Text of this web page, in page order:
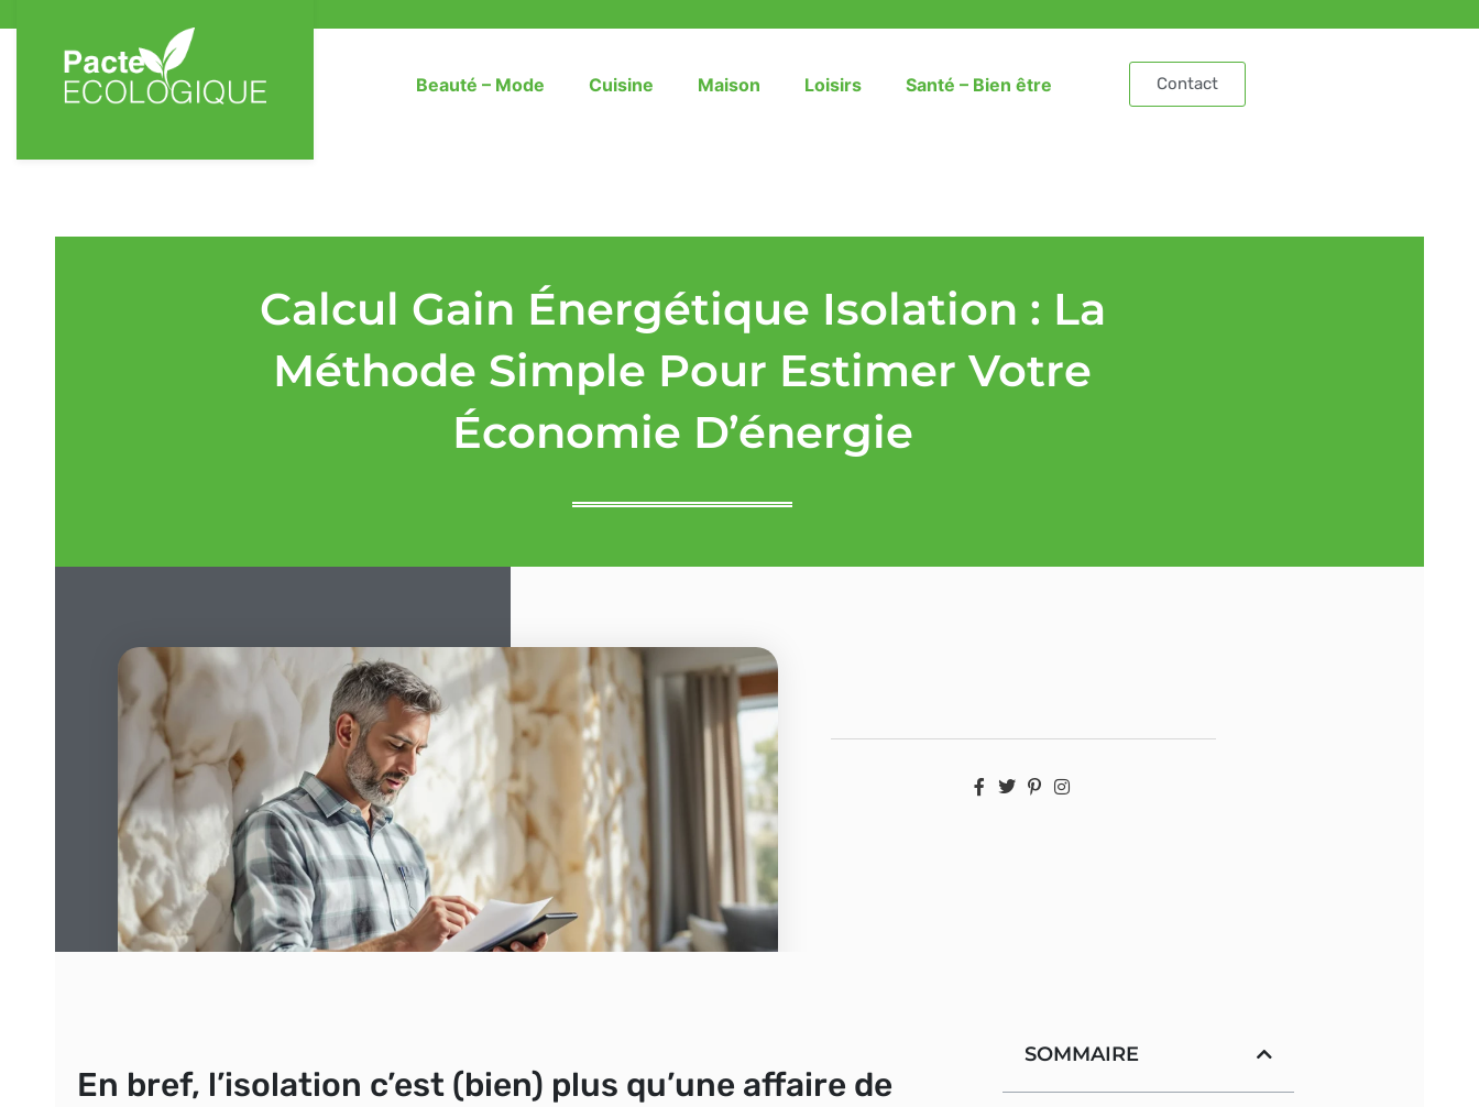
Beauté – Mode Cuisine Maison Loisirs Santé – Bien être Contact
Calcul Gain Énergétique Isolation : La
Méthode Simple Pour Estimer Votre
Économie D’énergie
En bref, l’isolation c’est (bien) plus qu’une affaire de
SOMMAIRE